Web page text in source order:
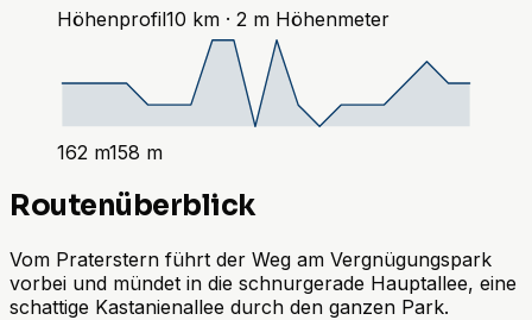
Höhenprofil10 km · 2 m Höhenmeter
162 m158 m
Routenüberblick
Vom Praterstern führt der Weg am Vergnügungspark
vorbei und mündet in die schnurgerade Hauptallee, eine
schattige Kastanienallee durch den ganzen Park.